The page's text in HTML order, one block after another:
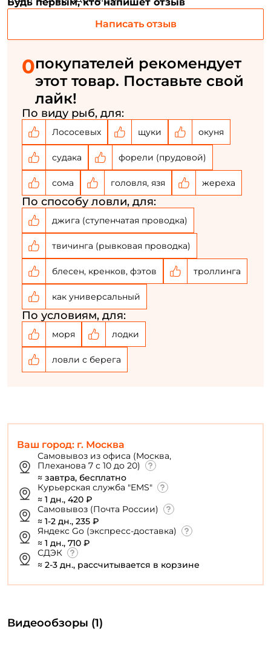
Ваш город: г. Москва
Самовывоз из офиса (Москва,
Плеханова 7 с 10 до 20)
≈ завтра, бесплатно
Курьерская служба "EMS"
≈ 1 дн., 420 ₽
Самовывоз (Почта России)
≈ 1-2 дн., 235 ₽
Яндекс Go (экспресс-доставка)
≈ 1 дн., 710 ₽
СДЭК
≈ 2-3 дн., рассчитывается в корзине
аккуратной и точной сборкой.
Будь первым, кто напишет отзыв
Написать отзыв
0покупателей рекомендует
этот товар. Поставьте свой
лайк!
По виду рыб, для:
Лососевых щуки окуня
судака форели (прудовой)
сома головля, язя жереха
По способу ловли, для:
джига (ступенчатая проводка)
твичинга (рывковая проводка)
блесен, кренков, фэтов троллинга
как универсальный
По условиям, для:
моря лодки
ловли с берега
Видеообзоры (1)
Повторите пароль: *
Заполняя данную форму вы соглашаетесь на обработку
персональных данных
Создать аккаунт
У меня уже есть аккаунт